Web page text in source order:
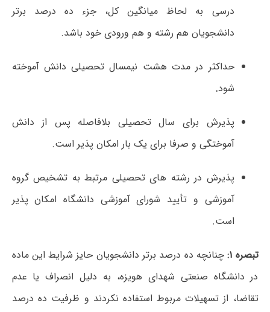
درسی به لحاظ میانگین کل، جزء ده درصد برتر
دانشجویان هم رشته و هم ورودی خود باشد.
حداکثر در مدت هشت نیمسال تحصیلی دانش آموخته
شود.
پذیرش برای سال تحصیلی بلافاصله پس از دانش
آموختگی و صرفا برای یک بار امکان پذیر است.
پذیرش در رشته ­های تحصیلی مرتبط به تشخیص گروه
آموزشی و تأیید شورای آموزشی دانشگاه امکان پذیر
است.
تبصره ۱:چنانچه ده درصد برتر دانشجویان حایز شرایط این ماده
در دانشگاه صنعتی شهدای هویزه، به دلیل انصراف یا عدم
تقاضا، از تسهیلات مربوط استفاده نکردند و ظرفیت ده درصد